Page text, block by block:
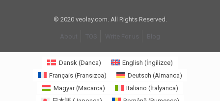
© 2020 veolay.com. All Rights Reserved.
About TOS Write For us Blog
Dansk (Danca) English (İngilizce)
Français (Fransızca) Deutsch (Almanca)
Magyar(Macarca) Italiano (İtalyanca)